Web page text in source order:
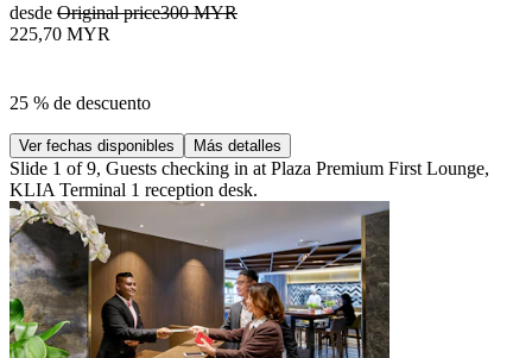
desde Original price300 MYR
225,70 MYR
25 % de descuento
Ver fechas disponibles Más detalles
Slide 1 of 9, Guests checking in at Plaza Premium First Lounge,
KLIA Terminal 1 reception desk.